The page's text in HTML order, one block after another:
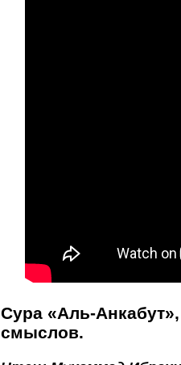
Сура «Аль-
смыслов.